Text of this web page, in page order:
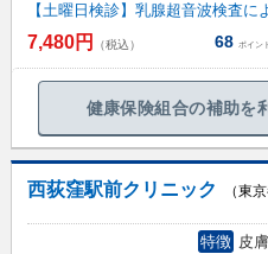
【土曜日検診】乳腺超音波検査に
7,480円 （税込） 68 ポイント
健康保険組合の補助を
西荻窪駅前クリニック
（東
特徴 皮